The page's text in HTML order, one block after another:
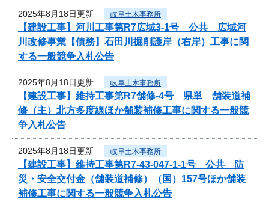
2025年8月18日更新 岐阜土木事務所
【建設工事】河川工事第R7広域3-1号 公共 広域河
川改修事業【債務】石田川掘削護岸（右岸）工事に関
する一般競争入札公告
2025年8月18日更新 岐阜土木事務所
【建設工事】維持工事第R7舗修-4号 県単 舗装道補
修（主）北方多度線ほか舗装補修工事に関する一般競
争入札公告
2025年8月18日更新 岐阜土木事務所
【建設工事】維持工事第R7-43-047-1-1号 公共 防
災・安全交付金（舗装道補修）（国）157号ほか舗装
補修工事に関する一般競争入札公告